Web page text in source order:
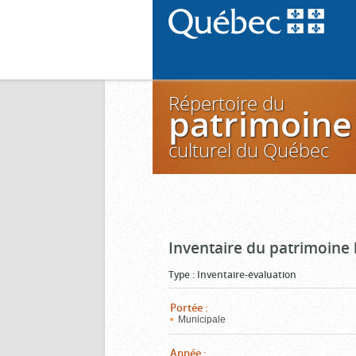
Répertoire du
patrimoine
culturel du Québec
Inventaire du patrimoine
Type : Inventaire-évaluation
Portée :
Municipale